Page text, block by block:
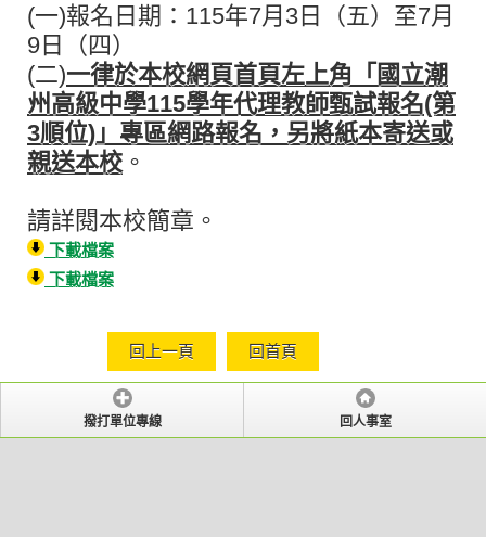
(一)報名日期：115年7月3日（五）至7月
9日（四）
(二)一律於本校網頁首頁左上角「國立潮
州高級中學115學年代理教師甄試報名(第
3順位)」專區網路報名，另將紙本寄送或
親送本校 。
請詳閱本校簡章。
下載檔案
下載檔案
回上一頁 回首頁
撥打單位專線 回人事室